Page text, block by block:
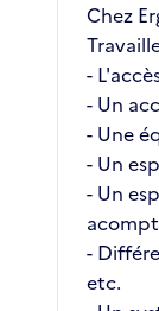
Chez
-
- Un
- Une
- Un
- Un
-
etc.